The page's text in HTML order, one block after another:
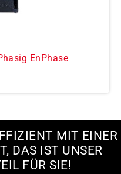
EnPhase
MIT EINER
DAS IST UNSER
FÜR SIE!